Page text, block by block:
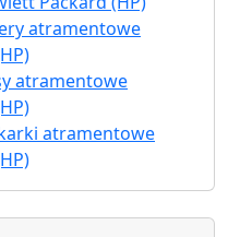
atramentowe
atramentowe
atramentowe